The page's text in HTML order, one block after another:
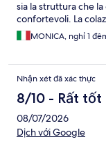
sia la struttura che
confortevoli. La
MONICA, nghỉ 1
Nhận xét đã xác thực
8/10 - Rất tốt
08/07/2026
Dịch với Google